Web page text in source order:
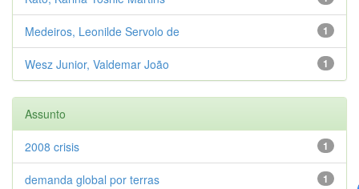
1
Medeiros, Leonilde Servolo de
1
Wesz Junior, Valdemar João
Assunto
1
2008 crisis
1
demanda global por terras